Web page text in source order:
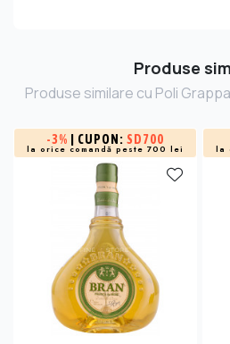
Produse
Produse similare cu Poli
-3% | CUPON: SD700
la orice comandă peste 700 lei la